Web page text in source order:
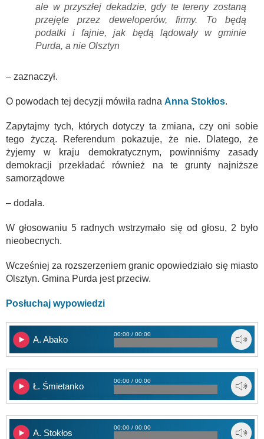
ale w przyszłej dekadzie, gdy te tereny zostaną
przejęte przez deweloperów, firmy. To będą
podatki i fajnie, jak będą lądowały w gminie
Purda, a nie Olsztyn
– zaznaczył.
O powodach tej decyzji mówiła radna Anna Stokłos.
Zapytajmy tych, których dotyczy ta zmiana, czy oni sobie
tego życzą. Referendum pokazuje, że nie. Dlatego, że
żyjemy w kraju demokratycznym, powinniśmy zasady
demokracji przekładać również na te grunty najniższe
samorządowe
– dodała.
W głosowaniu 5 radnych wstrzymało się od głosu, 2 było
nieobecnych.
Wcześniej za rozszerzeniem granic opowiedziało się miasto
Olsztyn. Gmina Purda jest przeciw.
Posłuchaj wypowiedzi
A. Abako
00:00 / 00:00
Ł. Śmietanko
00:00 / 00:00
A. Stokłos
00:00 / 00:00